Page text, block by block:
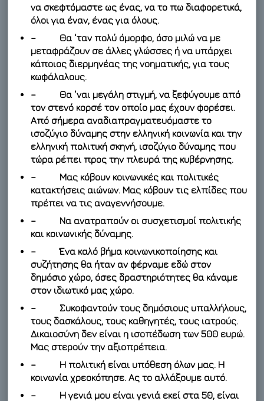
να σκεφτόμαστε ως ένας, να το πω διαφορετικά,
όλοι για έναν, ένας για όλους.
– Θα ‘ταν πολύ όμορφο, όσο μιλώ να με
μεταφράζουν σε άλλες γλώσσες ή να υπάρχει
κάποιος διερμηνέας της νοηματικής, για τους
κωφάλαλους.
– Θα ‘ναι μεγάλη στιγμή, να ξεφύγουμε από
τον στενό κορσέ τον οποίο μας έχουν φορέσει.
Από σήμερα αναδιαπραγματευόμαστε το
ισοζύγιο δύναμης στην ελληνική κοινωνία και την
ελληνική πολιτική σκηνή, ισοζύγιο δύναμης που
τώρα ρέπει προς την πλευρά της κυβέρνησης.
– Μας κόβουν κοινωνικές και πολιτικές
κατακτήσεις αιώνων. Μας κόβουν τις ελπίδες που
πρέπει να τις αναγεννήσουμε.
– Να ανατραπούν οι συσχετισμοί πολιτικής
και κοινωνικής δύναμης.
– Ένα καλό βήμα κοινωνικοποίησης και
συζήτησης θα ήταν αν φέρναμε εδώ στον
δημόσιο χώρο, όσες δραστηριότητες θα κάναμε
στον ιδιωτικό μας χώρο.
– Συκοφαντούν τους δημόσιους υπαλλήλους,
τους δασκάλους, τους καθηγητές, τους ιατρούς.
Δικαιοσύνη δεν είναι η ισοπέδωση των 500 ευρώ.
Μας στερούν την αξιοπρέπεια.
– Η πολιτική είναι υπόθεση όλων μας. Η
κοινωνία χρεοκόπησε. Ας το αλλάξουμε αυτό.
– Η γενιά μου είναι γενιά εκεί στα 50, είναι